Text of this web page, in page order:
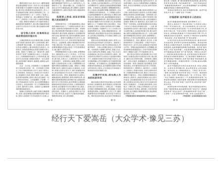
经行天下爱嵩岳（大众学术·豫见三苏）